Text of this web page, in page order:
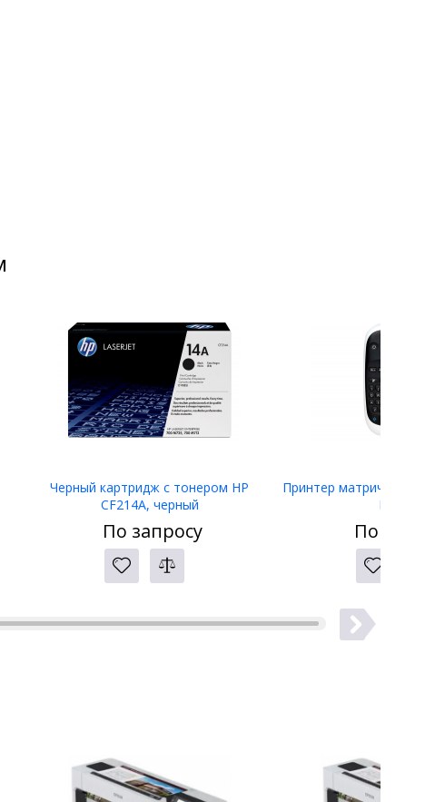
Черный картридж с тонером HP
CF214A, черный
По запросу
Принтер матричный
LW-400
По